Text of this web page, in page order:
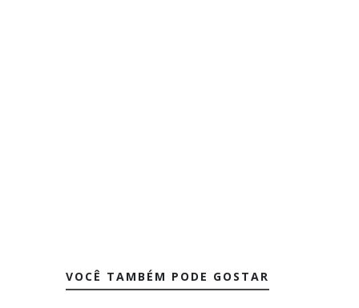
VOCÊ TAMBÉM PODE GOSTAR